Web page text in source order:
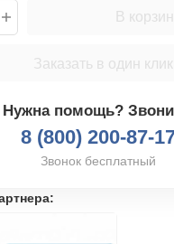
В
Заказать в один клик
Нужна помощь?
8 (800) 200-87-
Звонок бесплатный